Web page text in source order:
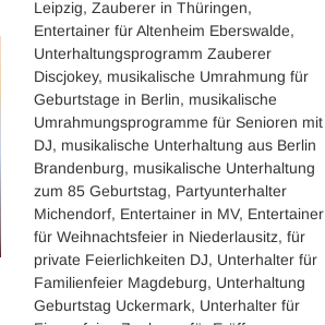
Leipzig, Zauberer in Thüringen,
Entertainer für Altenheim Eberswalde,
Unterhaltungsprogramm Zauberer
Discjokey, musikalische Umrahmung für
Geburtstage in Berlin, musikalische
Umrahmungsprogramme für Senioren mit
DJ, musikalische Unterhaltung aus Berlin
Brandenburg, musikalische Unterhaltung
zum 85 Geburtstag, Partyunterhalter
Michendorf, Entertainer in MV, Entertainer
für Weihnachtsfeier in Niederlausitz, für
private Feierlichkeiten DJ, Unterhalter für
Familienfeier Magdeburg, Unterhaltung
Geburtstag Uckermark, Unterhalter für